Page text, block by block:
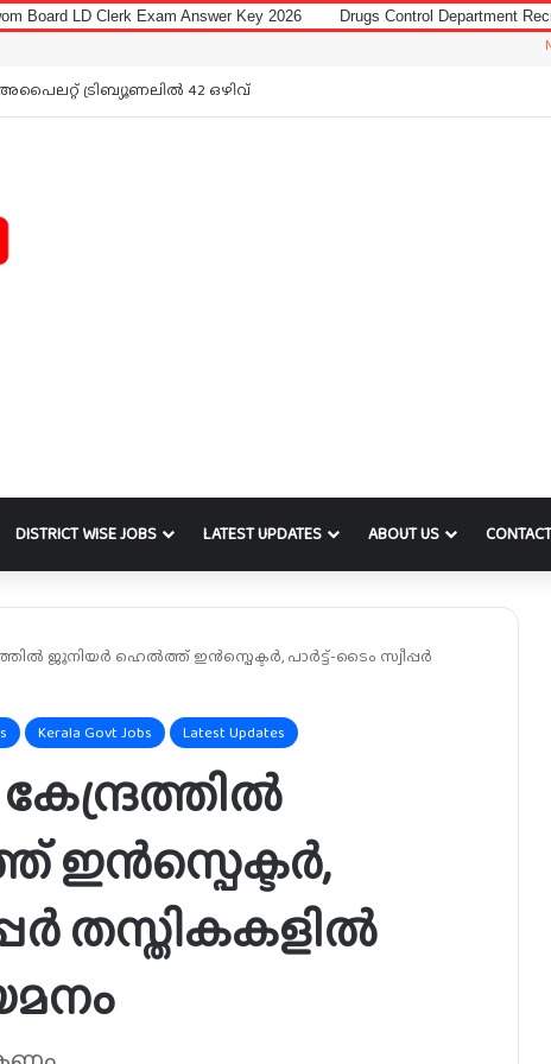
Exam Answer Key 2026 Drugs Control Department Recruitment 2026
Notice:
ട്രിബ്യൂണലിൽ 42 ഒഴിവ്
DISTRICT WISE JOBS LATEST UPDATES ABOUT US
ജൂനിയർ ഹെല്‍ത്ത് ഇന്‍സ്പെക്ടര്‍, പാര്‍ട്ട്-ടൈം സ്വീപ്പര്‍
Kerala Govt Jobs Latest Updates
ഇന്‍സ്പെക്ടര്‍,
തസ്തികകളില്‍